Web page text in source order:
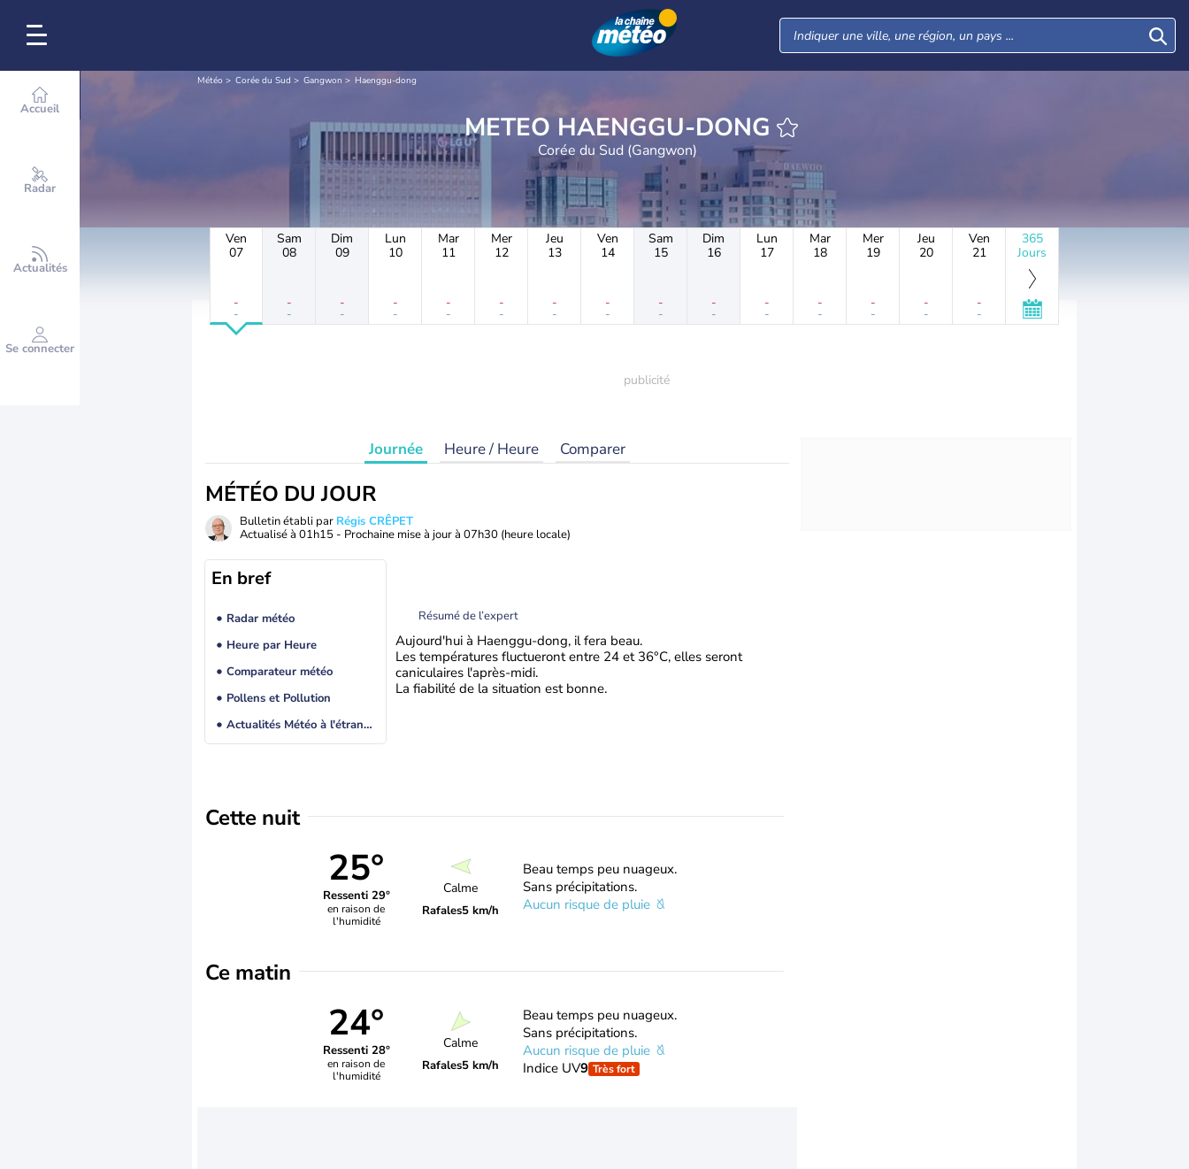
Accueil
Radar
Actualités
Se connecter
Météo Corée du Sud Gangwon Haenggu-dong
METEO HAENGGU-DONG
Corée du Sud (Gangwon)
Ven
07
-
-
Sam
08
-
-
Dim
09
-
-
Lun
10
-
-
Mar
11
-
-
Mer
12
-
-
Jeu
13
-
-
Ven
14
-
-
Sam
15
-
-
Dim
16
-
-
Lun
17
-
-
Mar
18
-
-
Mer
19
-
-
Jeu
20
-
-
Ven
21
-
-
365
Jours
Journée Heure / Heure Comparer
MÉTÉO DU JOUR
Bulletin établi par Régis CRÊPET
Actualisé à 01h15 - Prochaine mise à jour à 07h30 (heure locale)
En bref
Radar météo
Heure par Heure
Comparateur météo
Pollens et Pollution
Actualités Météo à l'étranger
Résumé de l’expert
Aujourd'hui à Haenggu-dong, il fera beau.
Les températures fluctueront entre 24 et 36°C, elles seront
caniculaires l'après-midi.
La fiabilité de la situation est bonne.
Cette nuit
25°
Ressenti 29°
en raison de
l'humidité
Calme
Rafales5 km/h
Beau temps peu nuageux.
Sans précipitations.
Aucun risque de pluie
Ce matin
24°
Ressenti 28°
en raison de
l'humidité
Calme
Rafales5 km/h
Beau temps peu nuageux.
Sans précipitations.
Aucun risque de pluie
Indice UV9 Très fort